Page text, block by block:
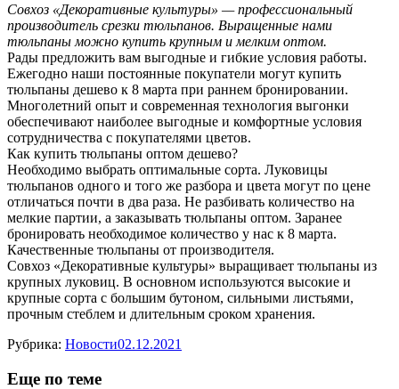
Совхоз «Декоративные культуры» — профессиональный
производитель срезки тюльпанов. Выращенные нами
тюльпаны можно купить крупным и мелким оптом.
Рады предложить вам выгодные и гибкие условия работы.
Ежегодно наши постоянные покупатели могут купить
тюльпаны дешево к 8 марта при раннем бронировании.
Многолетний опыт и современная технология выгонки
обеспечивают наиболее выгодные и комфортные условия
сотрудничества с покупателями цветов.
Как купить тюльпаны оптом дешево?
Необходимо выбрать оптимальные сорта. Луковицы
тюльпанов одного и того же разбора и цвета могут по цене
отличаться почти в два раза. Не разбивать количество на
мелкие партии, а заказывать тюльпаны оптом. Заранее
бронировать необходимое количество у нас к 8 марта.
Качественные тюльпаны от производителя.
Совхоз «Декоративные культуры» выращивает тюльпаны из
крупных луковиц. В основном используются высокие и
крупные сорта с большим бутоном, сильными листьями,
прочным стеблем и длительным сроком хранения.
Рубрика: Новости02.12.2021
Еще по теме